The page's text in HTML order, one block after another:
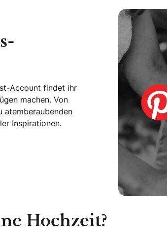
Account findet ihr
machen. Von
atemberaubenden
Inspirationen.
Hochzeit?